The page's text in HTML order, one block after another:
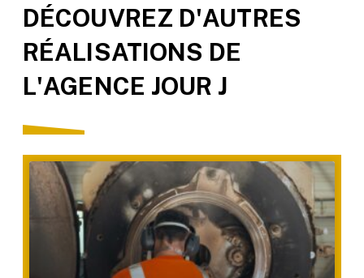
DÉCOUVREZ D'AUTRES
RÉALISATIONS DE
L'AGENCE JOUR J